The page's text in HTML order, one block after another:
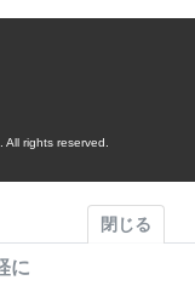
rights reserved.
閉じる
に